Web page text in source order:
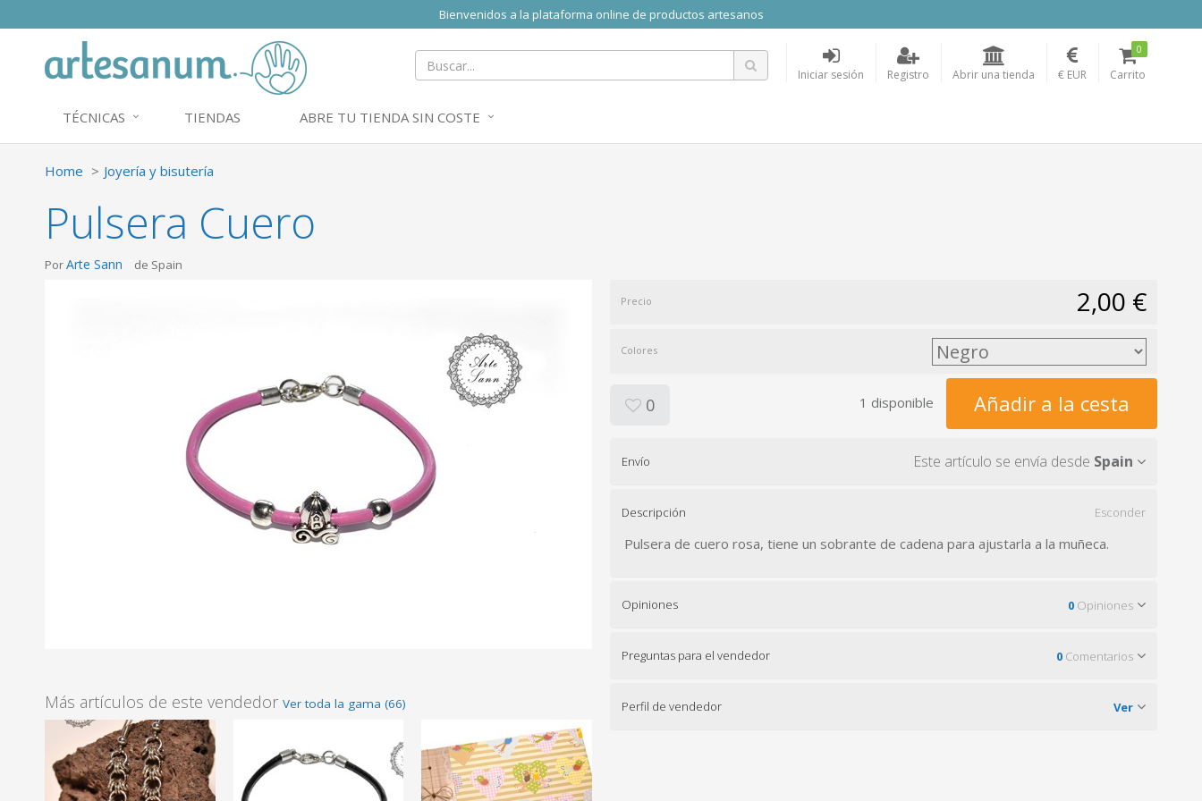
Bienvenidos a la plataforma online de productos artesanos
Iniciar sesión Registro Abrir una tienda € EUR Carrito
0
TÉCNICAS TIENDAS ABRE TU TIENDA SIN COSTE
Home Joyería y bisutería
Pulsera Cuero
PorArte Sann de Spain
Más artículos de este vendedor Ver toda la gama (66)
Precio 2,00 €
Colores
0 1 disponible Añadir a la cesta
Envío Este artículo se envía desde Spain
Descripción Esconder
Pulsera de cuero rosa, tiene un sobrante de cadena para ajustarla a la muñeca.
Opiniones 0 Opiniones
Preguntas para el vendedor 0 Comentarios
Perfil de vendedor Ver